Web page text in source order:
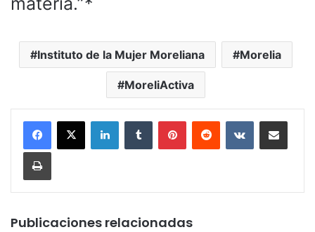
Instituto de la Mujer Moreliana Morelia
MoreliActiva
LinkedInTumblr PinterestReddit VKontakteCompartir por
Imprimir
Publicaciones relacionadas